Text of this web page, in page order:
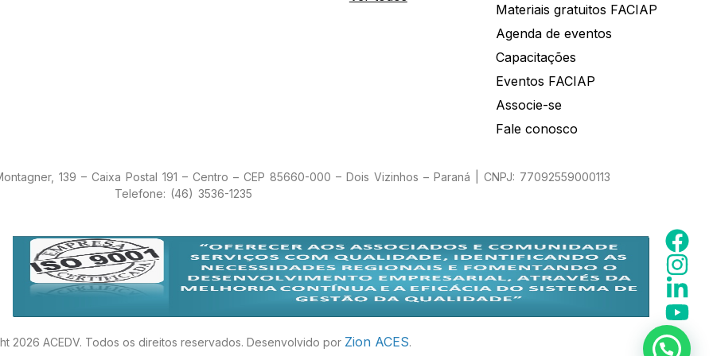
Materiais gratuitos FACIAP
Agenda de eventos
Capacitações
Eventos FACIAP
Associe-se
Fale conosco
139 – Caixa Postal 191 – Centro – CEP 85660-000 – Dois Vizinhos – Paraná | CNPJ: 77092559000113
Telefone: (46) 3536-1235
2026 ACEDV. Todos os direitos reservados. Desenvolvido por Zion ACES.